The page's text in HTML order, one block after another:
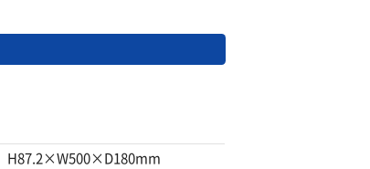
H87.2×W500×D180mm